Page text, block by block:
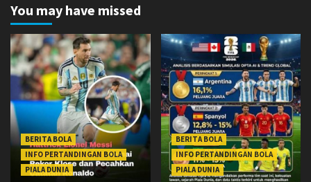
You may have missed
BERITA BOLA
INFO PERTANDINGAN BOLA
PIALA DUNIA
BERITA BOLA
INFO PERTANDINGAN BOLA
PIALA DUNIA